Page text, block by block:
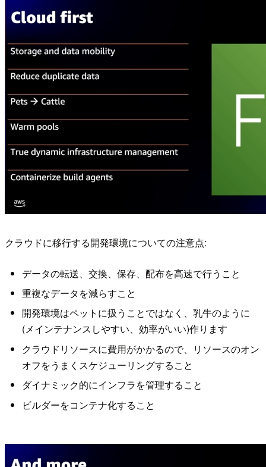
クラウドに移行する開発環境についての注意点:
データの転送、交換、保存、配布を高速で行うこと
重複なデータを減らすこと
開発環境はペットに扱うことではなく、乳牛のように
(メインテナンスしやすい、効率がいい)作ります
クラウドリソースに費用がかかるので、リソースのオン
オフをうまくスケジューリングすること
ダイナミック的にインフラを管理すること
ビルダーをコンテナ化すること